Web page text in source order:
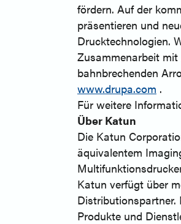
fördern. Auf der
präsentieren und
Drucktechnologien.
Zusammenarbeit
bahnbrechenden
www.drupa.com .
Für weitere
Über Katun
Die Katun
äquivalentem
Katun verfügt über
Distributionspartner.
Produkte und